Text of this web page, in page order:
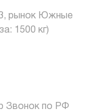
рынок Южные
1500 кг)
Звонок по РФ